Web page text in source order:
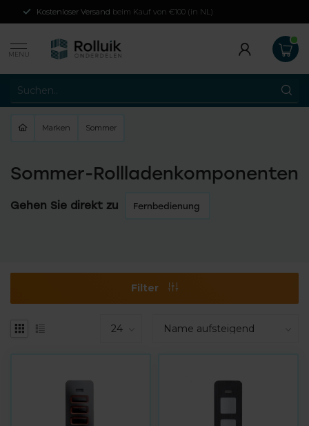
Kostenloser Versand beim Kauf von €100 (in NL)
MENU
Marken Sommer
Sommer-Rollladenkomponenten
Gehen Sie direkt zu Fernbedienung
Filter